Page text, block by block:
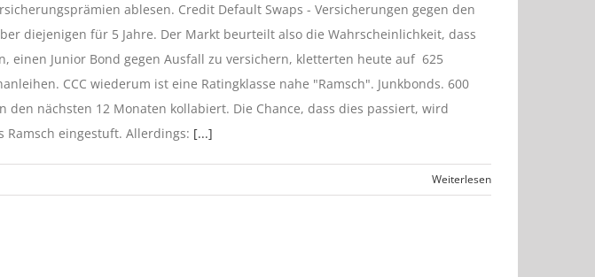
ablesen. Credit Default Swaps - Versicherungen gegen den
diejenigen für 5 Jahre. Der Markt beurteilt also die Wahrscheinlichkeit, dass
einen Junior Bond gegen Ausfall zu versichern, kletterten heute auf 625
CCC wiederum ist eine Ratingklasse nahe "Ramsch". Junkbonds. 600
nächsten 12 Monaten kollabiert. Die Chance, dass dies passiert, wird
eingestuft. Allerdings: [...]
Weiterlesen